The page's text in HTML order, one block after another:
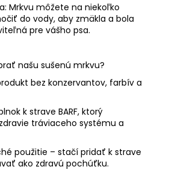
: Mrkvu môžete na niekoľko
do vody, aby zmäkla a bola
pre vášho psa.
našu sušenú mrkvu?
bez konzervantov, farbív a
k strave BARF, ktorý
tráviaceho systému a
použitie – stačí pridať k strave
ako zdravú pochúťku.